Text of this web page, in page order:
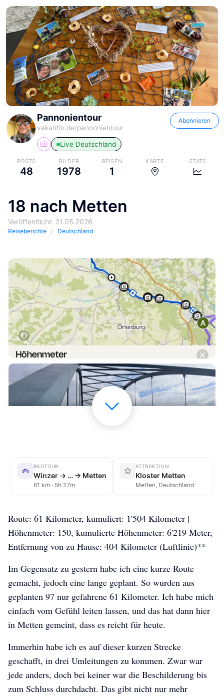
Pannonientour
vakantio.de/pannonientour
Abonnieren
Live Deutschland
POSTS
48
BILDER
1978
REISEN
1
KARTE STATS
18 nach Metten
Veröffentlicht: 21.05.2026
Reiseberichte Deutschland
RADTOUR
Winzer → … → Metten
61 km · 5h 27m
ATTRAKTION
Kloster Metten
Metten, Deutschland
Route: 61 Kilometer, kumuliert: 1'504 Kilometer |
Höhenmeter: 150, kumulierte Höhenmeter: 6'219 Meter,
Entfernung von zu Hause: 404 Kilometer (Luftlinie)**
Im Gegensatz zu gestern habe ich eine kurze Route
gemacht, jedoch eine lange geplant. So wurden aus
geplanten 97 nur gefahrene 61 Kilometer. Ich habe mich
einfach vom Gefühl leiten lassen, und das hat dann hier
in Metten gemeint, dass es reicht für heute.
Immerhin habe ich es auf dieser kurzen Strecke
geschafft, in drei Umleitungen zu kommen. Zwar war
jede anders, doch bei keiner war die Beschilderung bis
zum Schluss durchdacht. Das gibt nicht nur mehr